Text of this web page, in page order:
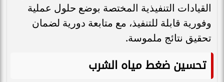
القيادات التنفيذية المختصة بوضع حلول عملية
وفورية قابلة للتنفيذ، مع متابعة دورية لضمان
تحقيق نتائج ملموسة.
تحسين ضغط مياه الشرب